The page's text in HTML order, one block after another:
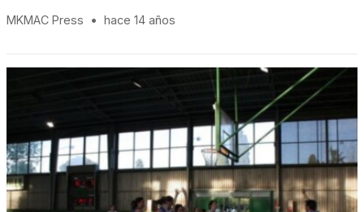
MKMAC Press • hace 14 años